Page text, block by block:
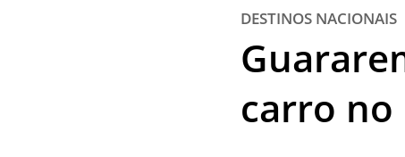
DESTINOS NACIONAIS
carro no